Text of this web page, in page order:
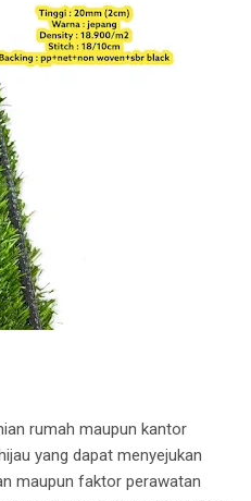
rumah maupun kantor
yang dapat menyejukan
maupun faktor perawatan